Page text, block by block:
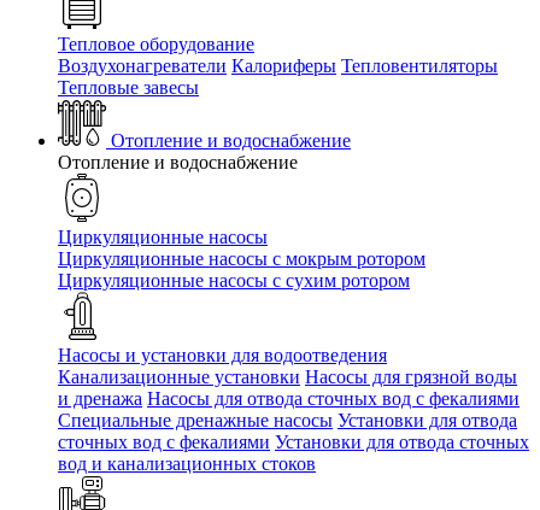
Тепловое оборудование
Воздухонагреватели Калориферы Тепловентиляторы
Тепловые завесы
Отопление и водоснабжение
Отопление и водоснабжение
Циркуляционные насосы
Циркуляционные насосы с мокрым ротором
Циркуляционные насосы с сухим ротором
Насосы и установки для водоотведения
Канализационные установки Насосы для грязной воды
и дренажа Насосы для отвода сточных вод c фекалиями
Специальные дренажные насосы Установки для отвода
сточных вод c фекалиями Установки для отвода сточных
вод и канализационных стоков